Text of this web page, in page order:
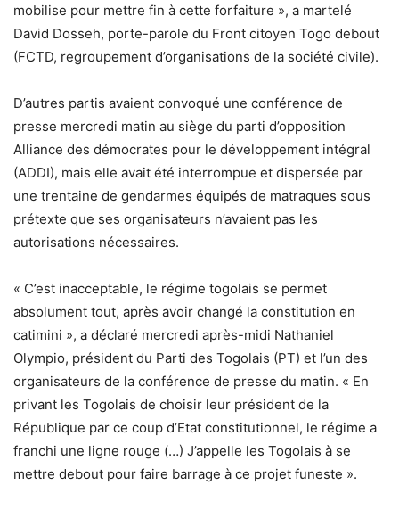
mobilise pour mettre fin à cette forfaiture », a martelé
David Dosseh, porte-parole du Front citoyen Togo debout
(FCTD, regroupement d’organisations de la société civile).
D’autres partis avaient convoqué une conférence de
presse mercredi matin au siège du parti d’opposition
Alliance des démocrates pour le développement intégral
(ADDI), mais elle avait été interrompue et dispersée par
une trentaine de gendarmes équipés de matraques sous
prétexte que ses organisateurs n’avaient pas les
autorisations nécessaires.
« C’est inacceptable, le régime togolais se permet
absolument tout, après avoir changé la constitution en
catimini », a déclaré mercredi après-midi Nathaniel
Olympio, président du Parti des Togolais (PT) et l’un des
organisateurs de la conférence de presse du matin. « En
privant les Togolais de choisir leur président de la
République par ce coup d’Etat constitutionnel, le régime a
franchi une ligne rouge (…) J’appelle les Togolais à se
mettre debout pour faire barrage à ce projet funeste ».